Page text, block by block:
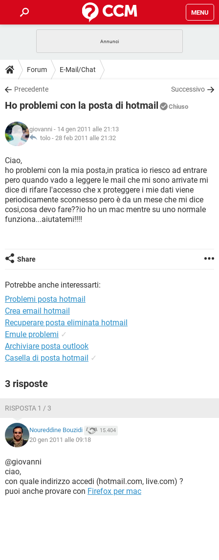
MENU
INTRATTENIMENTO
iOS
INSTAGRAM WHATSAPP
TIKTOK
HARDWARE
GUIDE
COVID-19
INSTAGRAM WHATSAPP
TIKTOK
HARDWARE
DOWNLOAD
COVID-19 GAMING
INTRATTENIMENTO
iOS
INSTAGRAM
TIKTOK FACEBOOK
HARDWARE
FORUM
COVID-19 GAMING
INTRATTENIMENTO
iOS
INSTAGRAM WHATSAPP
TIKTOK FACEBOOK
HARDWARE
GLOSSARIO
COVID-19
INTRATTENIMENTO ANDROID
iOS WINDOWS 10
INSTAGRAM WHATSAPP
TIKTOK
Forum E-Mail/Chat
Precedente Successivo
Ho problemi con la posta di hotmail Chiuso
giovanni - 14 gen 2011 alle 21:13
tolo - 28 feb 2011 alle 21:32
Ciao,
ho problemi con la mia posta,in pratica io riesco ad entrare
pero quando vado a leggere le mail che mi sono arrivate mi
dice di rifare l'accesso che x proteggere i mie dati viene
periodicamente sconnesso pero è da un mese che mi dice
cosi,cosa devo fare??io ho un mac mentre su uno normale
funziona...aiutatemi!!!!
Share
Potrebbe anche interessarti:
Problemi posta hotmail
Crea email hotmail
Recuperare posta eliminata hotmail
Emule problemi ✓
Archiviare posta outlook
Casella di posta hotmail ✓
3 risposte
RISPOSTA 1 / 3
Noureddine Bouzidi 15.404
20 gen 2011 alle 09:18
@giovanni
ciao,
con quale indirizzo accedi (hotmail.com, live.com) ?
puoi anche provare con Firefox per mac